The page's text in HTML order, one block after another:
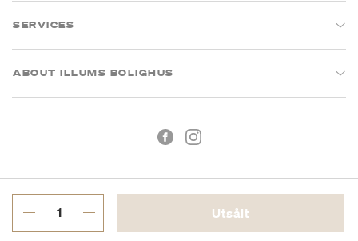
Utsålt
SERVICES
ABOUT ILLUMS BOLIGHUS